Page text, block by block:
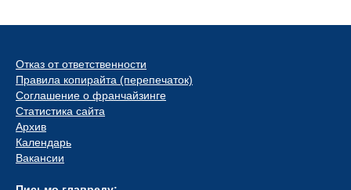
Отказ от ответственности
Правила копирайта (перепечаток)
Соглашение о франчайзинге
Статистика сайта
Архив
Календарь
Вакансии